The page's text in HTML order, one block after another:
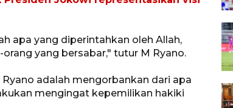
apa yang diperintahkan oleh Allah,
yang bersabar," tutur M Ryano.
adalah mengorbankan dari apa
mengingat kepemilikan hakiki